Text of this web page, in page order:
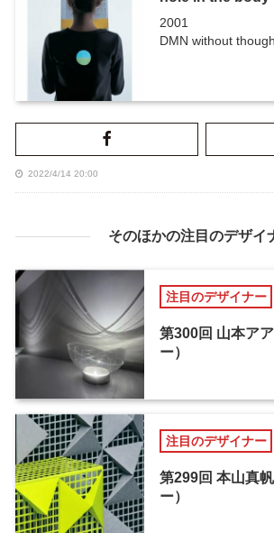
2001
DMN without
2022/4/14 20:00
そのほかの注目のデザイ
注目のデザイナー
第300回 山本ア
ー）
注目のデザイナー
第299回 本山真
ー）